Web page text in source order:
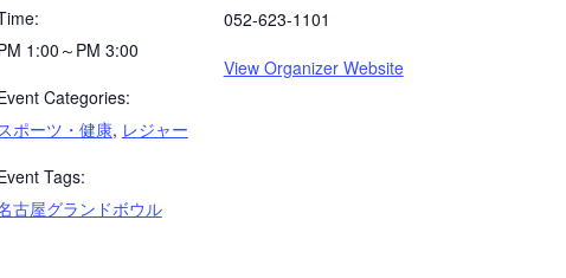
1:00～PM 3:00
Categories:
スポーツ・健康, レジャー
Tags:
古屋グランドボウル
052-623-1101
View Organizer Website